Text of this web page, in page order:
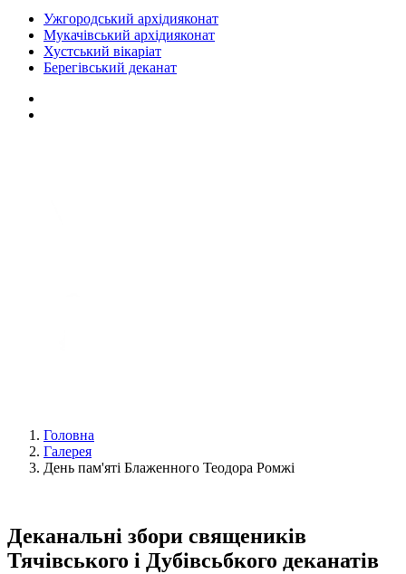
Ужгородський архідияконат
Мукачівський архідияконат
Хустський вікаріат
Берегівський деканат
Головна
Галерея
День пам'яті Блаженного Теодора Ромжі
Деканальні збори священиків
Тячівського і Дубівсьбкого деканатів